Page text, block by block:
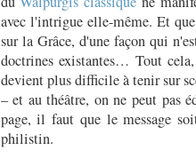
avec l'intrigue elle-même. Et
sur la Grâce, d'une façon qui
doctrines existantes… Tout
devient plus difficile à tenir sur
– et au théâtre, on ne peut pas
page, il faut que le message
philistin.